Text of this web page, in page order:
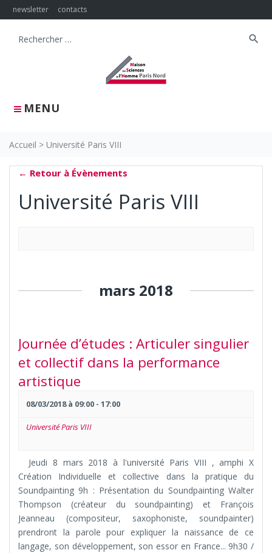
Skip
to
newsletter contacts
MENU
Search
search
Accueil > Université Paris VIII
← Retour à Évènements
Université Paris VIII
mars 2018
Journée d’études : Articuler singulier
et collectif dans la performance
artistique
08/03/2018 à 09:00 - 17:00
Université Paris VIII
Jeudi 8 mars 2018 à l'université Paris VIII , amphi X
Création Individuelle et collective dans la pratique du
Soundpainting 9h : Présentation du Soundpainting Walter
Thompson (créateur du soundpainting) et François
Jeanneau (compositeur, saxophoniste, soundpainter)
prendront la parole pour expliquer la naissance de ce
langage, son développement, son essor en France... 9h30 /